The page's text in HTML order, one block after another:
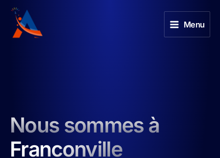
contenu
Menu
Nous sommes à
Franconville